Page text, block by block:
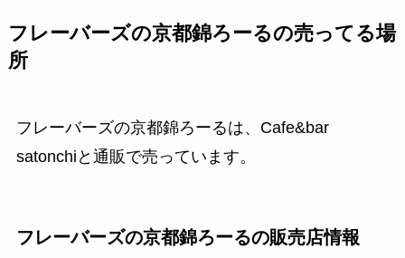
フレーバーズの京都錦ろーるの売ってる場
所
フレーバーズの京都錦ろーるは、Cafe&bar
satonchiと通販で売っています。
フレーバーズの京都錦ろーるの販売店情報